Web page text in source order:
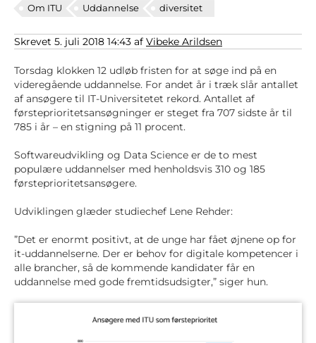
Om ITU Uddannelse diversitet
Skrevet 5. juli 2018 14:43 af Vibeke Arildsen
Torsdag klokken 12 udløb fristen for at søge ind på en
videregående uddannelse. For andet år i træk slår antallet
af ansøgere til IT-Universitetet rekord. Antallet af
førsteprioritetsansøgninger er steget fra 707 sidste år til
785 i år – en stigning på 11 procent.
Softwareudvikling og Data Science er de to mest
populære uddannelser med henholdsvis 310 og 185
førsteprioritetsansøgere.
Udviklingen glæder studiechef Lene Rehder:
”Det er enormt positivt, at de unge har fået øjnene op for
it-uddannelserne. Der er behov for digitale kompetencer i
alle brancher, så de kommende kandidater får en
uddannelse med gode fremtidsudsigter,” siger hun.